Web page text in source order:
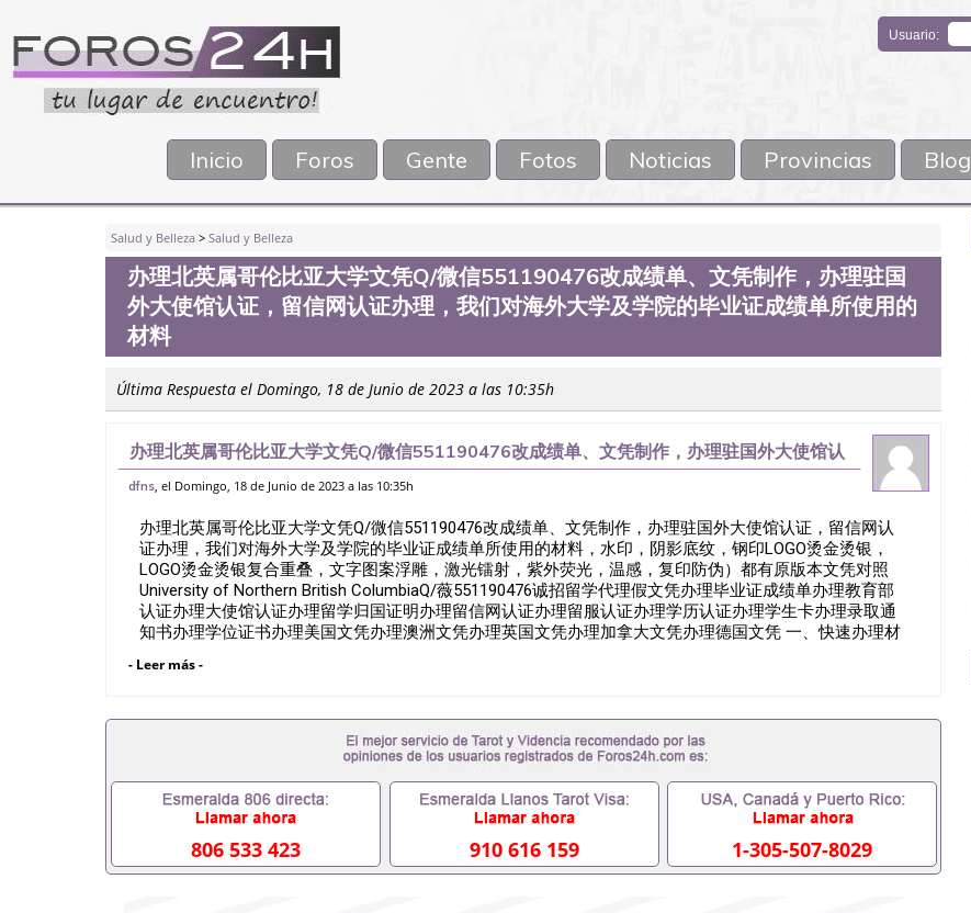
Usuario:
Inicio Foros Gente Fotos Noticias Provincias Blog
Salud y Belleza > Salud y Belleza
办理北英属哥伦比亚大学文凭Q/微信551190476改成绩单、文凭制作，办理驻国
外大使馆认证，留信网认证办理，我们对海外大学及学院的毕业证成绩单所使用的
材料
Última Respuesta el Domingo, 18 de Junio de 2023 a las 10:35h
办理北英属哥伦比亚大学文凭Q/微信551190476改成绩单、文凭制作，办理驻国外大使馆认
证，留信网认证办理，我们对海外大学及学院的毕业证成绩单所使用的材料
dfns, el Domingo, 18 de Junio de 2023 a las 10:35h
办理北英属哥伦比亚大学文凭Q/微信551190476改成绩单、文凭制作，办理驻国外大使馆认证，留信网认
证办理，我们对海外大学及学院的毕业证成绩单所使用的材料，水印，阴影底纹，钢印LOGO烫金烫银，
LOGO烫金烫银复合重叠，文字图案浮雕，激光镭射，紫外荧光，温感，复印防伪）都有原版本文凭对照
University of Northern British ColumbiaQ/薇551190476诚招留学代理假文凭办理毕业证成绩单办理教育部
认证办理大使馆认证办理留学归国证明办理留信网认证办理留服认证办理学历认证办理学生卡办理录取通
知书办理学位证书办理美国文凭办理澳洲文凭办理英国文凭办理加拿大文凭办理德国文凭 一、快速办理材
料，给父母及亲朋好友一份完美交代）； 2、雅思、托福，OFFER，在读证明，学生卡等留学相关材料（申
校，专业，学位，毕业时间都可以根据客户要求安排。 国内找工作假的毕业证可以用吗551190476假的毕
业证成绩单可以办学历认证吗551190476要定居国外需要办理什么材料551190476入职事业单位/国企假的
毕业证会查吗551190476入职国企/事业单位需要些什么材料551190476办理假毕业证在国内能用吗, 挂科拿
不到毕业证怎么办, 毕业证丢了怎么办, 没有正常毕业怎么办理毕业证,没毕业可以办学历认证吗,您是否因为
中途辍学、挂科而没有正常毕业551190476您是否因为递交材料不齐而被拒之门外551190476您是否因没正
常毕业而导致回国得不到教育部认证在校挂科了不想读了,成绩不理想毕不了业怎么办551190476找工作没
有文凭怎么办,怎么办理本科/研究生文凭551190476如何办理本科/硕士毕业证551190476网上买文凭可靠吗
551190476哪里可以买国外文凭551190476国外本科毕业证怎么办理551190476国外大学文凭可以打工作吗
- Leer más -
806 533 423 910 616 159 1-305-507-8029